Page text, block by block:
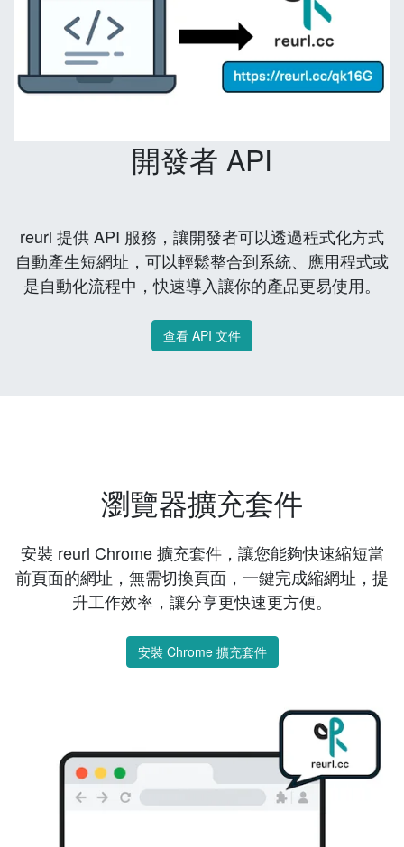
開發者 API
reurl 提供 API 服務，讓開發者可以透過程式化方式
自動產生短網址，可以輕鬆整合到系統、應用程式或
是自動化流程中，快速導入讓你的產品更易使用。
查看 API 文件
瀏覽器擴充套件
安裝 reurl Chrome 擴充套件，讓您能夠快速縮短當
前頁面的網址，無需切換頁面，一鍵完成縮網址，提
升工作效率，讓分享更快速更方便。
安裝 Chrome 擴充套件